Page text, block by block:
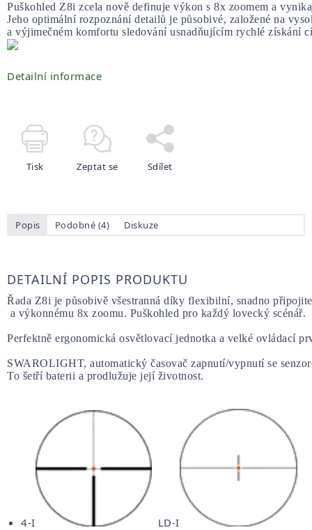
Puškohled Z8i zcela nově definuje výkon s 8x zoomem a
Jeho optimální rozpoznání detailů je působivé, založené na
a výjimečném komfortu sledování usnadňujícím rychlé získání
Detailní informace
Tisk Zeptat se Sdílet
Popis Podobné (4) Diskuze
DETAILNÍ POPIS PRODUKTU
Řada Z8i je působivě všestranná díky flexibilní, snadno
a výkonnému 8x zoomu. Puškohled pro každý lovecký scénář.
Perfektně ergonomická osvětlovací jednotka a velké ovládací
SWAROLIGHT, automatický časovač zapnutí/vypnutí se
To šetří baterii a prodlužuje její životnost.
4-I LD-I